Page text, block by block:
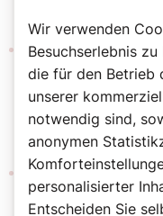
Die Auswirkungen
Kirche, weil etwa
dramatisch steigen.
gefährlich, wenn
Solidarnetz
Die Kirche erfüllt in
anderen Ländern
Wir verwenden
Besuchserlebnis
die für den Betrieb
unserer
notwendig sind,
anonymen
personalisierter
Entscheiden Sie